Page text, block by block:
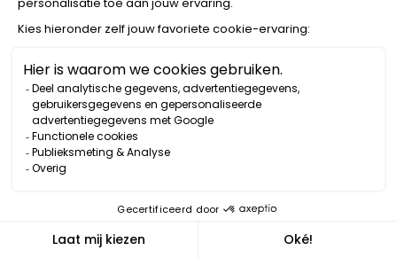
LEAD MARKETING
Anne Kroes
Zo ziet een